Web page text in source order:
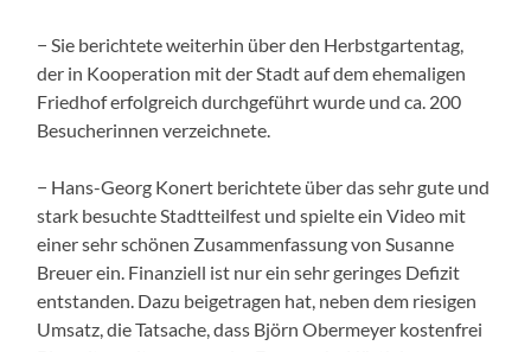
− Sie berichtete weiterhin über den Herbstgartentag,
der in Kooperation mit der Stadt auf dem ehemaligen
Friedhof erfolgreich durchgeführt wurde und ca. 200
Besucherinnen verzeichnete.
− Hans-Georg Konert berichtete über das sehr gute und
stark besuchte Stadtteilfest und spielte ein Video mit
einer sehr schönen Zusammenfassung von Susanne
Breuer ein. Finanziell ist nur ein sehr geringes Defizit
entstanden. Dazu beigetragen hat, neben dem riesigen
Umsatz, die Tatsache, dass Björn Obermeyer kostenfrei